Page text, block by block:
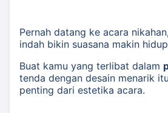
Pernah datang ke acara
indah bikin suasana makin
Buat kamu yang terlibat dalam
tenda dengan desain menarik
penting dari estetika acara.